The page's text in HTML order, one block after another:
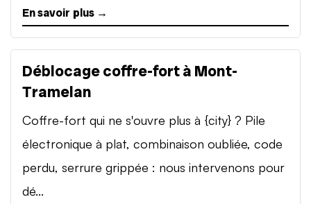
En savoir plus →
Déblocage coffre-fort à Mont-
Tramelan
Coffre-fort qui ne s'ouvre plus à {city} ? Pile
électronique à plat, combinaison oubliée, code
perdu, serrure grippée : nous intervenons pour
dé...